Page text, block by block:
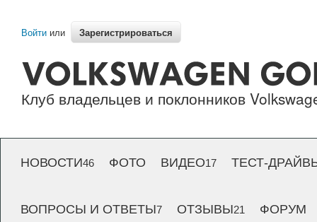
Войти или Зарегистрироваться
Клуб владельцев и поклонников
НОВОСТИ46 ФОТО ВИДЕО17 ТЕСТ-
ВОПРОСЫ И ОТВЕТЫ7 ОТЗЫВЫ21 ФОРУМ